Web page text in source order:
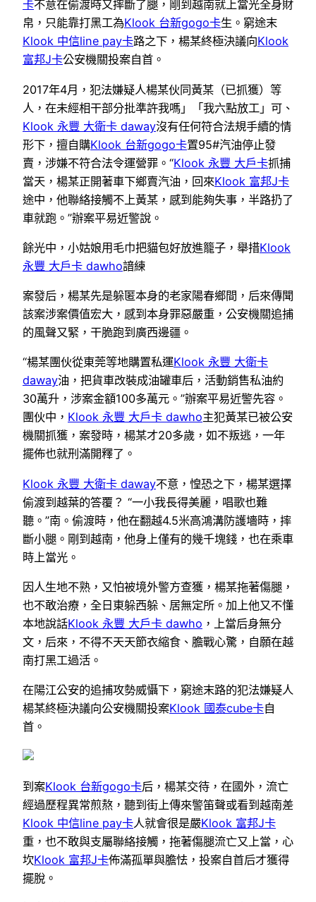
卡不意在偷渡時又摔斷了腿，剛到越南就上當光全身財
帛，只能靠打黑工為Klook 台新gogo卡生。窮途末
Klook 中信line pay卡路之下，楊某終極決議向Klook
富邦J卡公安機關投案自首。
2017年4月，犯法嫌疑人楊某伙同黃某（已抓獲）等
人，在未經相干部分批準許我嗎」「我六點放工」可、
Klook 永豐 大衛卡 daway沒有任何符合法規手續的情
形下，擅自購Klook 台新gogo卡置95#汽油停止發
賣，涉嫌不符合法令運營罪。“Klook 永豐 大戶卡抓捕
當天，楊某正開著車下鄉賣汽油，回來Klook 富邦J卡
途中，他聯絡接觸不上黃某，感到能夠失事，半路扔了
車就跑。”辦案平易近警說。
餘光中，小姑娘用毛巾把貓包好放進籠子，舉措Klook
永豐 大戶卡 dawho諳練
案發后，楊某先是躲匿本身的老家陽春鄉間，后來傳聞
該案涉案價值宏大，感到本身罪惡嚴重，公安機關追捕
的風聲又緊，干脆跑到廣西邊疆。
“楊某團伙從東莞等地購置私運Klook 永豐 大衛卡
daway油，把貨車改裝成油罐車后，活動銷售私油約
30萬升，涉案金額100多萬元。”辦案平易近警先容。
團伙中， Klook 永豐 大戶卡 dawho主犯黃某已被公安
機關抓獲，案發時，楊某才20多歲，如不叛逃，一年
擺佈也就刑滿開釋了。
Klook 永豐 大衛卡 daway不意，惶恐之下，楊某選擇
偷渡到越葉的答覆？ “一小我長得美麗，唱歌也難
聽。”南。偷渡時，他在翻越4.5米高鴻溝防護墻時，摔
斷小腿。剛到越南，他身上僅有的幾千塊錢，也在乘車
時上當光。
因人生地不熟，又怕被境外警方查獲，楊某拖著傷腿，
也不敢治療，全日東躲西躲、居無定所。加上他又不懂
本地說話Klook 永豐 大戶卡 dawho ，上當后身無分
文，后來，不得不天天節衣縮食、膽戰心驚，自願在越
南打黑工過活。
在陽江公安的追捕攻勢威懾下，窮途末路的犯法嫌疑人
楊某終極決議向公安機關投案Klook 國泰cube卡自
首。
到案Klook 台新gogo卡后，楊某交待，在國外，流亡
經過歷程異常煎熬，聽到街上傳來警笛聲或看到越南差
Klook 中信line pay卡人就會很是嚴Klook 富邦J卡
重，也不敢與支屬聯絡接觸，拖著傷腿流亡又上當，心
坎Klook 富邦J卡佈滿孤單與膽怯，投案自首后才獲得
擺脫。